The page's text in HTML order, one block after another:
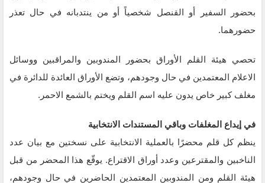
بحضور السفير أو القنصل شخصياً أو من ينتدبانه في حال تعذر
حضورهما.
تحصي هيئة القلم الأوراق بحضور المندوبين والمراقبين ووسائل
الاعلام المعتمدين في حال وجودهم، وتضع الأوراق العائدة للدائرة في
مغلف كبير خاص يدون عليه اسم القلم ويختم بالشمع الاحمر.
في إيداع المغلفات وباقي المستندات الانتخابية
ينظم كل قلم محضرًا بالعملية الانتخابية على نسختين مع بيان عدد
الناخبين والمقترعين وعدد أوراق الاقتراع. يوقّع هذا المحضر من قبل
هيئة القلم ومن المندوبين المعتمدين الحاضرين في حال وجودهم،